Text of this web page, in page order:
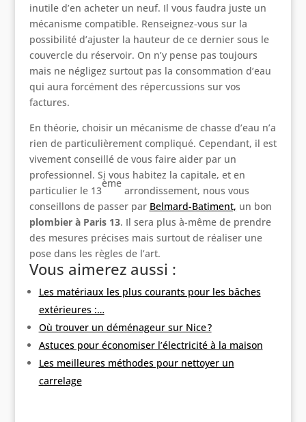
inutile d’en acheter un neuf. Il vous faudra juste un
mécanisme compatible. Renseignez-vous sur la
possibilité d’ajuster la hauteur de ce dernier sous le
couvercle du réservoir. On n’y pense pas toujours
mais ne négligez surtout pas la consommation d’eau
qui aura forcément des répercussions sur vos
factures.
En théorie, choisir un mécanisme de chasse d’eau n’a
rien de particulièrement compliqué. Cependant, il est
vivement conseillé de vous faire aider par un
professionnel. Si vous habitez la capitale, et en
particulier le 13
ème
arrondissement, nous vous
conseillons de passer par Belmard-Batiment, un bon
plombier à Paris 13. Il sera plus à-même de prendre
des mesures précises mais surtout de réaliser une
pose dans les règles de l’art.
Vous aimerez aussi :
Les matériaux les plus courants pour les bâches
extérieures :…
Où trouver un déménageur sur Nice ?
Astuces pour économiser l’électricité à la maison
Les meilleures méthodes pour nettoyer un
carrelage